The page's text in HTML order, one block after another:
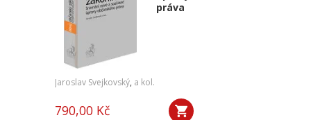
práva
Jaroslav Svejkovský, a kol.
790,00 Kč